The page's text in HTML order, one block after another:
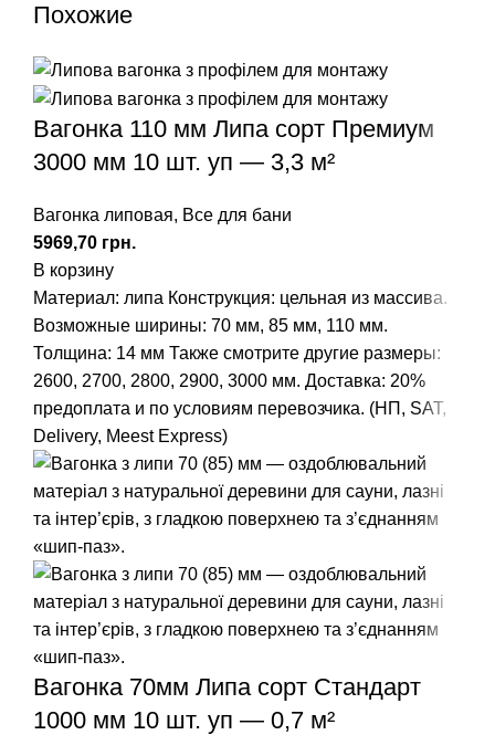
Похожие
Вагонка 110 мм Липа сорт Премиум
3000 мм 10 шт. уп — 3,3 м²
Вагонка липовая, Все для бани
грн.
В корзину
Материал: липа Конструкция: цельная из массива.
Возможные ширины: 70 мм, 85 мм, 110 мм.
Толщина: 14 мм Также смотрите другие размеры:
2600, 2700, 2800, 2900, 3000 мм. Доставка: 20%
предоплата и по условиям перевозчика. (НП, SAT,
Delivery, Meest Express)
Вагонка 70мм Липа сорт Стандарт
1000 мм 10 шт. уп — 0,7 м²